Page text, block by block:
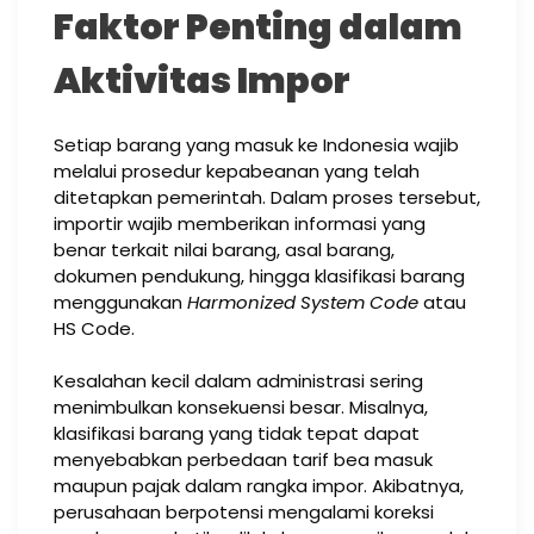
Faktor Penting dalam
Aktivitas Impor
Setiap barang yang masuk ke Indonesia wajib
melalui prosedur kepabeanan yang telah
ditetapkan pemerintah. Dalam proses tersebut,
importir wajib memberikan informasi yang
benar terkait nilai barang, asal barang,
dokumen pendukung, hingga klasifikasi barang
menggunakanHarmonized System Codeatau
HS Code.
Kesalahan kecil dalam administrasi sering
menimbulkan konsekuensi besar. Misalnya,
klasifikasi barang yang tidak tepat dapat
menyebabkan perbedaan tarif bea masuk
maupun pajak dalam rangka impor. Akibatnya,
perusahaan berpotensi mengalami koreksi